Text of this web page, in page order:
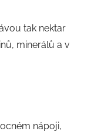
tak nektar
minerálů a v
nápoji,